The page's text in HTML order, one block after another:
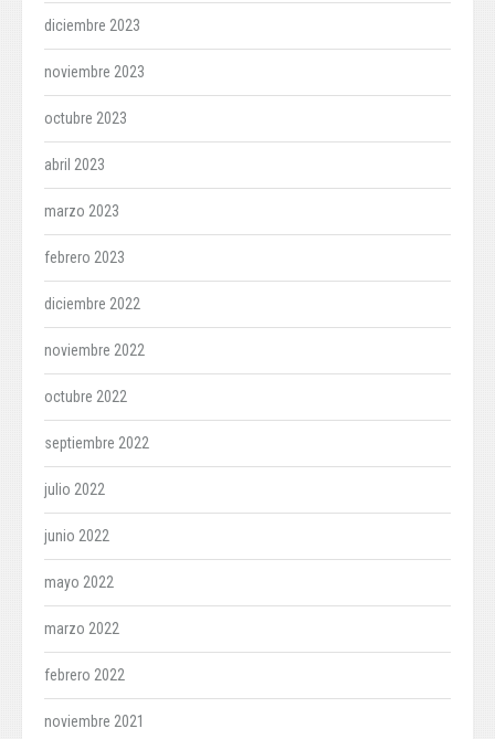
diciembre 2023
noviembre 2023
octubre 2023
abril 2023
marzo 2023
febrero 2023
diciembre 2022
noviembre 2022
octubre 2022
septiembre 2022
julio 2022
junio 2022
mayo 2022
marzo 2022
febrero 2022
noviembre 2021